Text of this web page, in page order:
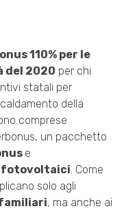
110% per le
2020 per chi
statali per
della
comprese
un pacchetto
e
fotovoltaici . Come
solo agli
, ma anche ai